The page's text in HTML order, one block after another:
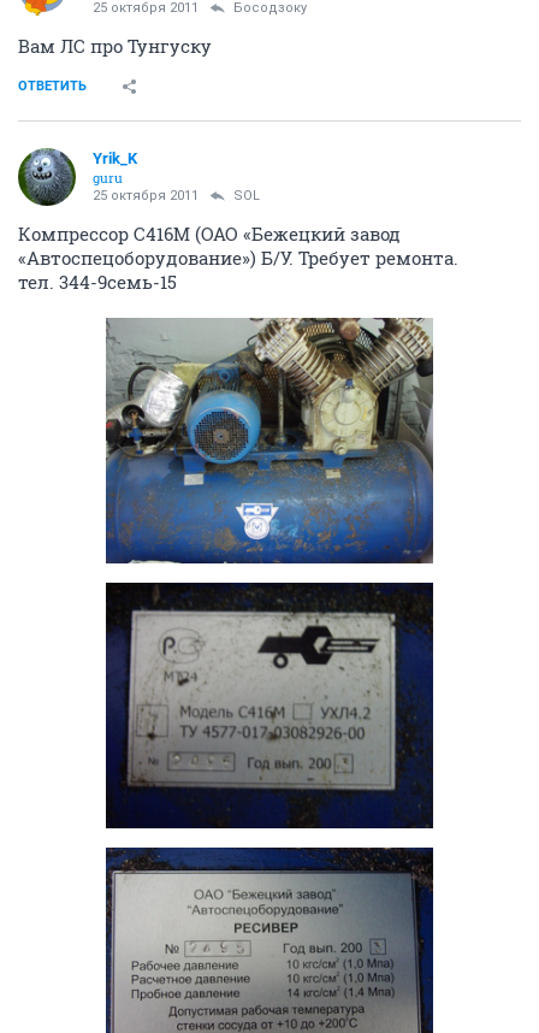
25 октября 2011 Босодзоку
Вам ЛС про Тунгуску
ОТВЕТИТЬ
Yrik_K
guru
25 октября 2011 SOL
Компрессор С416М (ОАО «Бежецкий завод
«Автоспецоборудование») Б/У. Требует ремонта.
тел. 344-9семь-15